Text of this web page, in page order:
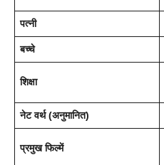
पत्नी
बच्चे
शिक्षा
नेट वर्थ (अनुमानित)
प्रमुख फिल्में